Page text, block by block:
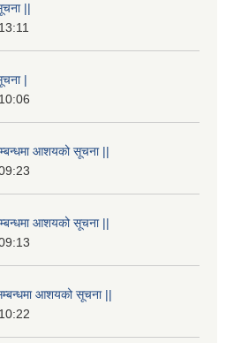
||
|
आशयको सूचना ||
आशयको सूचना ||
आशयको सूचना ||